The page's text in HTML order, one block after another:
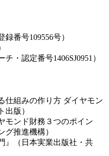
録番号109556号）
チ・認定番号1406SJ0951）
仕組みの作り方 ダイヤモン
出版）
モンド財務３つのポイン
グ推進機構）
』（日本実業出版社・共